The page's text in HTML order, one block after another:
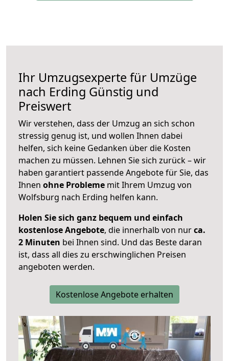
Ihr Umzugsexperte für Umzüge
nach Erding Günstig und
Preiswert
Wir verstehen, dass der Umzug an sich schon
stressig genug ist, und wollen Ihnen dabei
helfen, sich keine Gedanken über die Kosten
machen zu müssen. Lehnen Sie sich zurück – wir
haben garantiert passende Angebote für Sie, das
Ihnen ohne Probleme mit Ihrem Umzug von
Wolfsburg nach Erding helfen kann.
Holen Sie sich ganz bequem und einfach
kostenlose Angebote, die innerhalb von nurca.
2 Minuten bei Ihnen sind. Und das Beste daran
ist, dass all dies zu erschwinglichen Preisen
angeboten werden.
Kostenlose Angebote erhalten